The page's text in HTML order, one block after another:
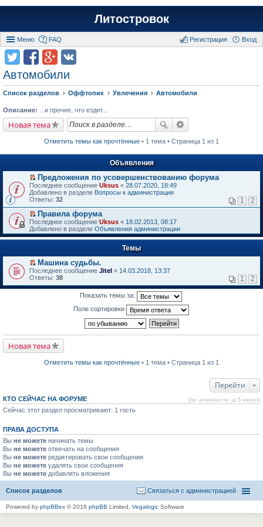
Литостровок
Меню FAQ Вход
Регистрация
Автомобили
Список разделов Оффтопик Увлечения Автомобили
Описание: ...и прочее, что ездит...
Новая тема
Отметить темы как прочтённые • 1 тема • Страница 1 из 1
Объявления
П
е
р
й
т
и
к
п
в
о
м
у
н
т
а
н
о
о
б
н
ю
Предложения по усовершенствованию форума
Последнее сообщение Uksus « 28.07.2020, 18:49
Добавлено в разделе Вопросы к администрации
Ответы: 32 1 2
П
е
р
е
т
и
к
п
р
п
р
о
н
о
м
о
о
щ
е
н
и
ю
Правила форума
Последнее сообщение Uksus « 18.02.2013, 08:17
Добавлено в разделе Объявления администрации
Темы
П
е
е
р
в
о
р
о
ч
а
н
н
о
м
у
с
о
б
щ
е
Машина судьбы.
Последнее сообщение Jitel « 14.03.2018, 13:37
Ответы: 38 1 2
Показать темы за:
Поле сортировки
Новая тема
Отметить темы как прочтённые • 1 тема • Страница 1 из 1
Перейти
КТО СЕЙЧАС НА ФОРУМЕ (по активности за 5 минут)
Сейчас этот раздел просматривают: 1 гость
ПРАВА ДОСТУПА
Вы не можете начинать темы
Вы не можете отвечать на сообщения
Вы не можете редактировать свои сообщения
Вы не можете удалять свои сообщения
Вы не можете добавлять вложения
Список разделов Связаться с администрацией
Powered by phpBBex © 2016 phpBB Limited, Vegalogic Software